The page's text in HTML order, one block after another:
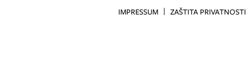
IMPRESSUM ZAŠTITA PRIVATNOSTI